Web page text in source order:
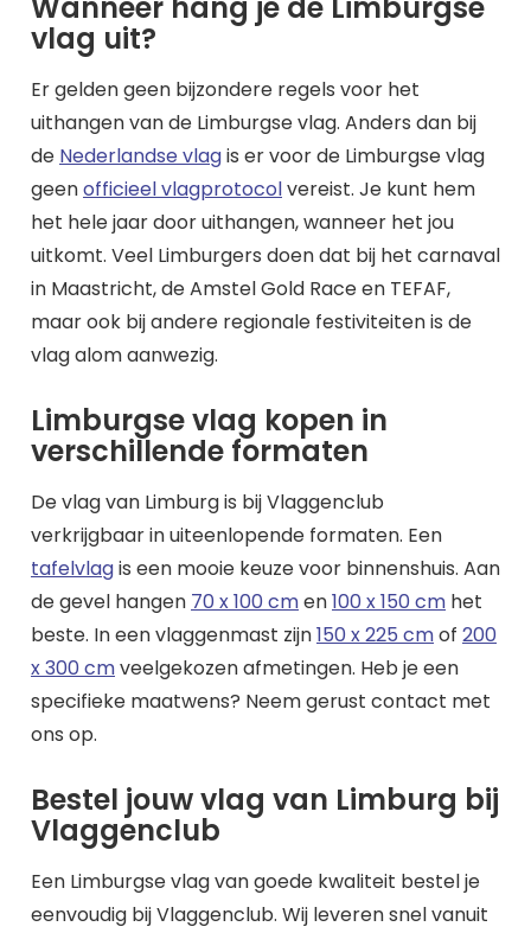
vlag uit?
Er gelden geen bijzondere regels voor het
uithangen van de Limburgse vlag. Anders dan bij
de Nederlandse vlagis er voor de Limburgse vlag
geenofficieel vlagprotocolvereist. Je kunt hem
het hele jaar door uithangen, wanneer het jou
uitkomt. Veel Limburgers doen dat bij het carnaval
in Maastricht, de Amstel Gold Race en TEFAF,
maar ook bij andere regionale festiviteiten is de
vlag alom aanwezig.
Limburgse vlag kopen in
verschillende formaten
De vlag van Limburg is bij Vlaggenclub
verkrijgbaar in uiteenlopende formaten. Een
tafelvlagis een mooie keuze voor binnenshuis. Aan
de gevel hangen 70 x 100 cmen100 x 150 cm het
beste. In een vlaggenmast zijn150 x 225 cmof 200
x 300 cmveelgekozen afmetingen. Heb je een
specifieke maatwens? Neem gerust contact met
ons op.
Bestel jouw vlag van Limburg bij
Vlaggenclub
Een Limburgse vlag van goede kwaliteit bestel je
eenvoudig bij Vlaggenclub. Wij leveren snel vanuit